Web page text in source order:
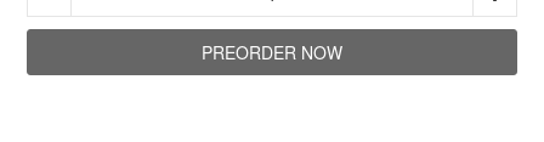
PREORDER NOW